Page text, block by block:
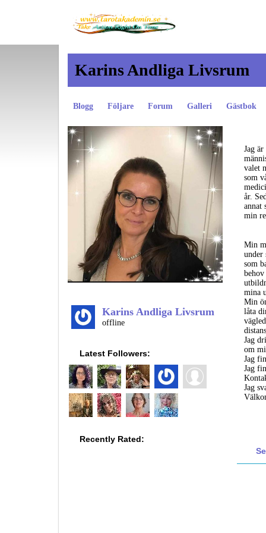
Karins Andliga Livsrum
Blogg Följare Forum Galleri Gästbok
Karins Andliga Livsrum
offline
Latest Followers:
Recently Rated:
Jag
valet
som
år.
annat
min
Min
under
som
mina
Min
låta
Jag
om
Jag
Jag
Jag